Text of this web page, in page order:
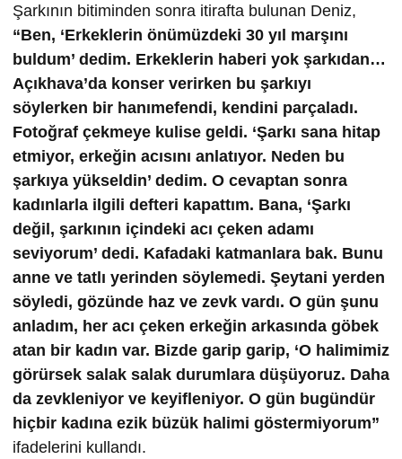
Şarkının bitiminden sonra itirafta bulunan Deniz,
“Ben, ‘Erkeklerin önümüzdeki 30 yıl marşını
buldum’ dedim. Erkeklerin haberi yok şarkıdan…
Açıkhava’da konser verirken bu şarkıyı
söylerken bir hanımefendi, kendini parçaladı.
Fotoğraf çekmeye kulise geldi. ‘Şarkı sana hitap
etmiyor, erkeğin acısını anlatıyor. Neden bu
şarkıya yükseldin’ dedim. O cevaptan sonra
kadınlarla ilgili defteri kapattım. Bana, ‘Şarkı
değil, şarkının içindeki acı çeken adamı
seviyorum’ dedi. Kafadaki katmanlara bak. Bunu
anne ve tatlı yerinden söylemedi. Şeytani yerden
söyledi, gözünde haz ve zevk vardı. O gün şunu
anladım, her acı çeken erkeğin arkasında göbek
atan bir kadın var. Bizde garip garip, ‘O halimimiz
görürsek salak salak durumlara düşüyoruz. Daha
da zevkleniyor ve keyifleniyor. O gün bugündür
hiçbir kadına ezik büzük halimi göstermiyorum”
ifadelerini kullandı.